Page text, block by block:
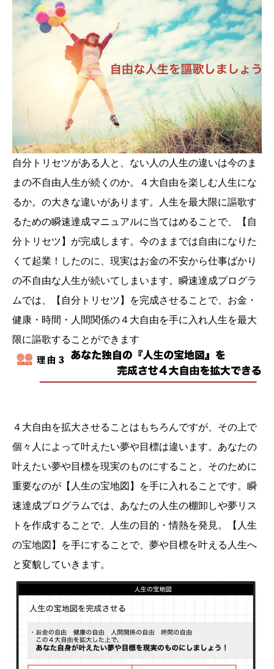
自分トリセツがある人と、ない人の人生の違いは今のま
まの不自由人生が続くのか。４大自由を楽しむ人生にな
るか。の大きな違いがあります。人生を最大限に謳歌す
るための瞬速達成マニュアルに当てはめることで、【自
分トリセツ】が完成します。今のままでは自由になりた
くて起業！したのに、現実はお金の不安から仕事ばかり
の不自由な人生が続いてしまいます。瞬速達成プログラ
ムでは、【自分トリセツ】を完成させることで、お金・
健康・時間・人間関係の４大自由を手に入れ人生を最大
限に謳歌することができます
４大自由を拡大させることはもちろんですが、その上で
個々人によって叶えたい夢や目標は違います。あなたの
叶えたい夢や目標を現実のものにすること。そのために
重要なのが【人生の宝地図】を手に入れることです。瞬
速達成プログラムでは、あなたの人生の棚卸しや夢リス
トを作成することで、人生の目的・情熱を発見。【人生
の宝地図】を手にすることで、夢や目標を叶える人生へ
と変貌していきます。